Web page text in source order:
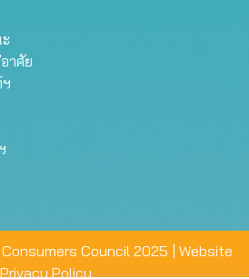
าศัย
Council 2025 | Website
Privacy Policy